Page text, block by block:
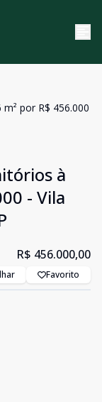
por R$ 456.000
à
- Vila
R$ 456.000,00
Favorito